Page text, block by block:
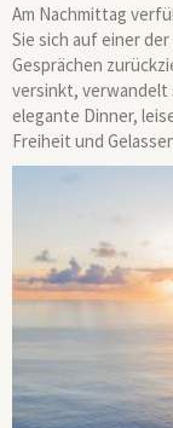
Am Nachmittag
Sie sich auf einer
Gesprächen
versinkt, verwandelt
elegante Dinner,
Freiheit und